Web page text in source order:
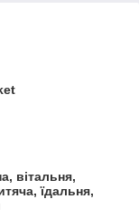
вітальня,
їдальня,